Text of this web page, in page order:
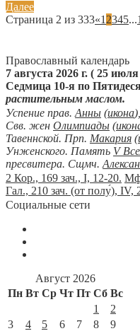
Далее
Страница 2 из 333«1 2345...
Православный календарь
7 августа 2026 г. ( 25
Седмица 10-я по
растительным маслом.
Успение прав. Анны (икона
Свв. жен Олимпиады (
Тавеннской. Прп. Макария (
Унженского. Память V
пресвитера. Сщмч.
2 Кор., 169 зач., I, 12-20.
Гал., 210 зач. (от полу́), IV,
Социальные сети
Август 2026
Пн Вт Ср Чт Пт Сб Вс
1
2
3
4 5 6 7 8
9